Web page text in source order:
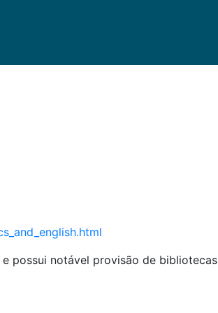
possui notável provisão de bibliotecas